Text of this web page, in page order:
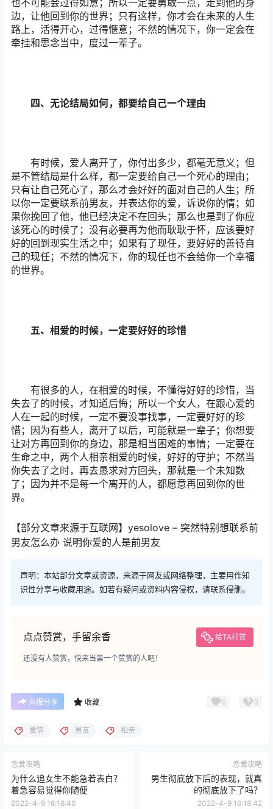
也不可能会过得如意；所以一定要勇敢一点，走到他的身
边，让他回到你的世界；只有这样，你才会在未来的人生
路上，活得开心，过得惬意；不然的情况下，你一定会在
牵挂和思念当中，度过一辈子。
四、无论结局如何，都要给自己一个理由
有时候，爱人离开了，你付出多少，都毫无意义；但
是不管结局是什么样，都一定要给自己一个死心的理由；
只有让自己死心了，那么才会好好的面对自己的人生；所
以你一定要联系前男友，并表达你的爱，诉说你的情；如
果你挽回了他，他已经决定不在回头；那么也是到了你应
该死心的时候了；没有必要再为他而耿耿于怀，应该要好
好的回到现实生活之中；如果有了现任，要好好的善待自
己的现任；不然的情况下，你的现任也不会给你一个幸福
的世界。
五、相爱的时候，一定要好好的珍惜
有很多的人，在相爱的时候，不懂得好好的珍惜，当
失去了的时候，才知道后悔；所以一个女人，在跟心爱的
人在一起的时候，一定不要没事找事，一定要好好的珍
惜；因为有些人，离开了以后，可能就是一辈子；你想要
让对方再回到你的身边，那是相当困难的事情；一定要在
生命之中，两个人相亲相爱的时候，好好的守护；不然当
你失去了之时，再去恳求对方回头，那就是一个未知数
了；因为并不是每一个离开的人，都愿意再回到你的世
界。
【部分文章来源于互联网】yesolove – 突然特别想联系前
男友怎么办 说明你爱的人是前男友
声明：本站部分文章或资源，来源于网友或网络整理，主要用作知
识性分享与收藏用途。如若有疑问或资料内容侵权，请联系侵删。
点点赞赏，手留余香 给TA打赏
还没有人赞赏，快来当第一个赞赏的人吧！
海报分享 收藏 0 0
爱情 男友 相亲
恋爱攻略
为什么追女生不能急着表白？
着急容易觉得你随便
2022-4-9 16:18:40
恋爱攻略
男生彻底放下后的表现，就真
的彻底放下了吗？
2022-4-9 16:18:42